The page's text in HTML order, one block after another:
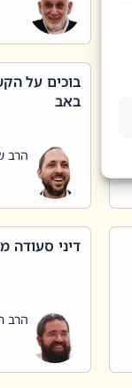
בוכים על
באב
הרב
דיני
הרב